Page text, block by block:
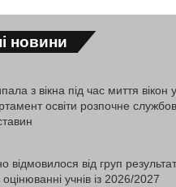
новини
з вікна під час миття вікон
освіти розпочне
відмовилося від груп
учнів із 2026/2027